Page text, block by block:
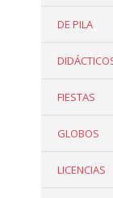
DE PILA
FIESTAS
GLOBOS
LICENCIAS